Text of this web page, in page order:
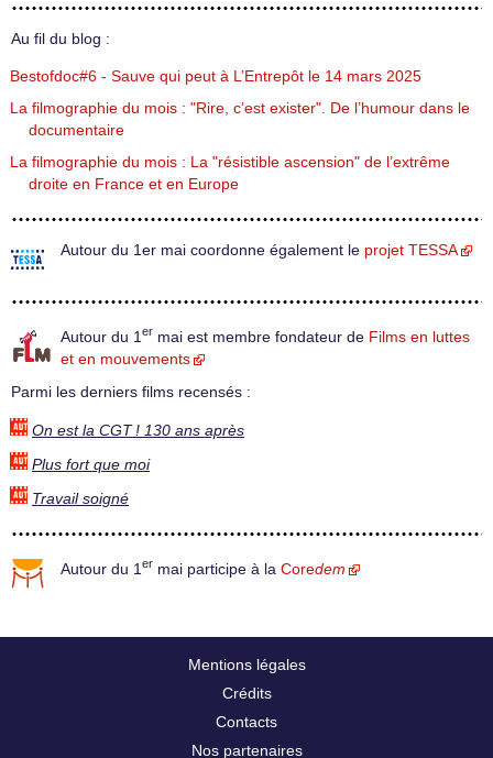
Au fil du blog :
Bestofdoc#6 - Sauve qui peut à L’Entrepôt le 14 mars 2025
La filmographie du mois : "Rire, c’est exister". De l’humour dans le
documentaire
La filmographie du mois : La "résistible ascension" de l’extrême
droite en France et en Europe
Autour du 1er mai coordonne également le projet TESSA
Autour du 1 er mai est membre fondateur de Films en luttes
et en mouvements
Parmi les derniers films recensés :
On est la CGT ! 130 ans après
Plus fort que moi
Travail soigné
Autour du 1 er mai participe à la Coredem
Mentions légales
Crédits
Contacts
Nos partenaires